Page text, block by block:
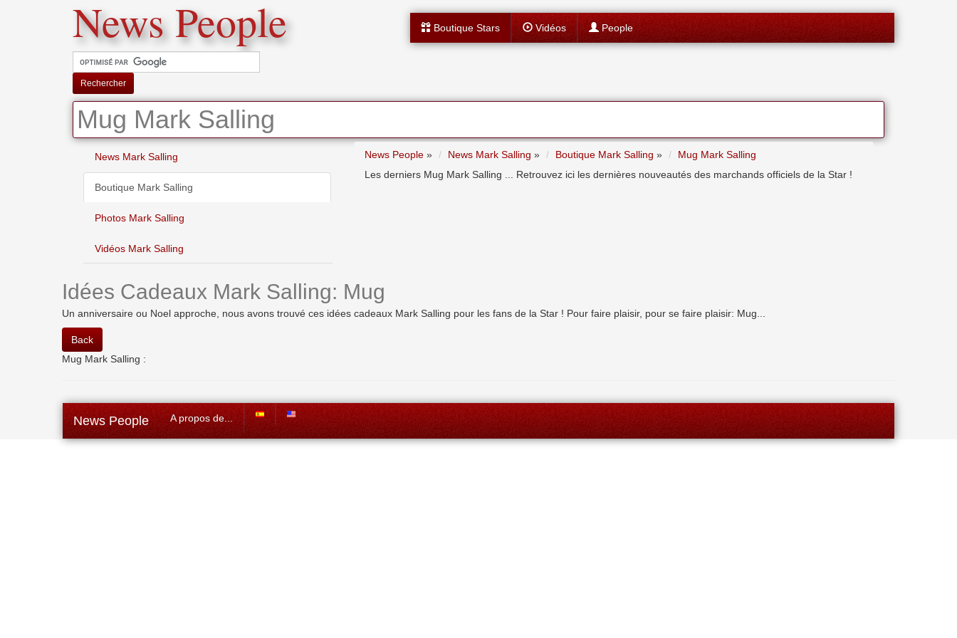
News People
Rechercher
Boutique Stars Vidéos People
Mug Mark Salling
News Mark Salling
Boutique Mark Salling
Photos Mark Salling
Vidéos Mark Salling
News People » News Mark Salling » Boutique Mark Salling »
Mug Mark Salling
Les derniers Mug Mark Salling ... Retrouvez ici les dernières nouveautés des marchands officiels de la Star !
Idées Cadeaux Mark Salling: Mug
Un anniversaire ou Noel approche, nous avons trouvé ces idées cadeaux Mark Salling pour les fans de la Star ! Pour faire plaisir, pour se faire plaisir: Mug...
Back
Mug Mark Salling :
News People A propos de...